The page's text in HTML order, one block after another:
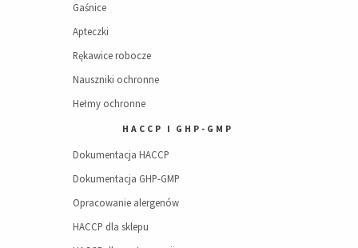
Gaśnice
Apteczki
Rękawice robocze
Nauszniki ochronne
Hełmy ochronne
HACCP I GHP-GMP
Dokumentacja HACCP
Dokumentacja GHP-GMP
Opracowanie alergenów
HACCP dla sklepu